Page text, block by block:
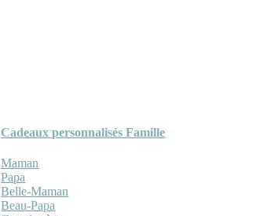
Cadeaux personnalisés Famille
Maman
Papa
Belle-Maman
Beau-Papa